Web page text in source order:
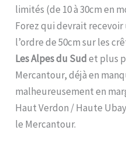
limités (de 10 à 30cm en
Forez qui devrait
l’ordre de 50cm sur les
Les Alpes du Sudet plus
Mercantour, déjà en
malheureusement en
Haut Verdon / Haute
le Mercantour.